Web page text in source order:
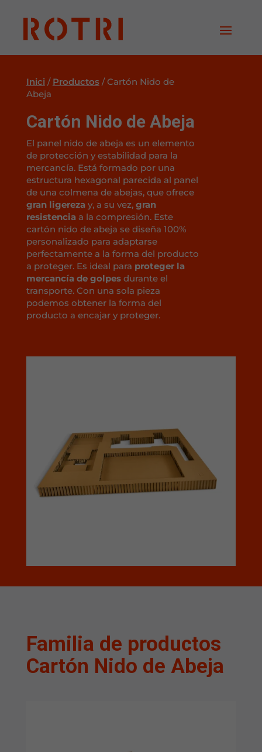
Inici/ Productos/Cartón Nido de
Abeja
Cartón Nido de Abeja
El panel nido de abeja es un elemento
de protección y estabilidad para la
mercancía. Está formado por una
estructura hexagonal parecida al panel
de una colmena de abejas, que ofrece
gran ligereza y, a su vez, gran
resistencia a la compresión. Este
cartón nido de abeja se diseña 100%
personalizado para adaptarse
perfectamente a la forma del producto
a proteger. Es ideal para proteger la
mercancía de golpesdurante el
transporte. Con una sola pieza
podemos obtener la forma del
producto a encajar y proteger.
Familia de productos
Cartón Nido de Abeja